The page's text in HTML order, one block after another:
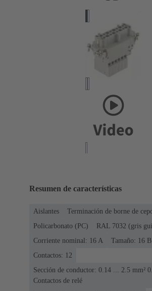
Resumen de características
Aislantes Terminación de borne de
Policarbonato (PC)
RAL 7032 (gris
Corriente nominal: ‌16 A
Tamaño: 16 B
Contactos: 12
Sección de conductor: 0.14 ... 2.5 mm²
Contactos de relé